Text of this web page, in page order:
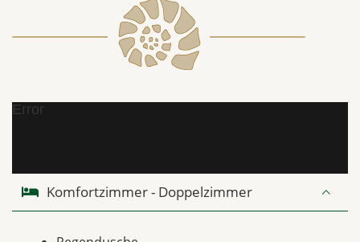
Error
Komfortzimmer - Doppelzimmer